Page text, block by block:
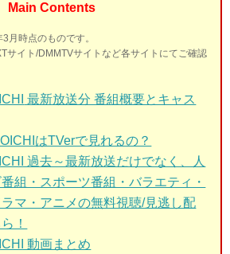
Main Contents
月時点のものです。
サイト/DMMTVサイトなど各サイトにてご確認
最新放送分 番組概要とキャス
はTVerで見れるの？
過去～最新放送だけでなく、人
組・スポーツ番組・バラエティ・
マ・アニメの無料視聴/見逃し配
！
動画まとめ